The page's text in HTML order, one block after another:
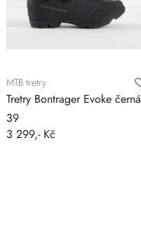
MTB tretry
Tretry Bontrager Evoke černá
39
3 299,- Kč